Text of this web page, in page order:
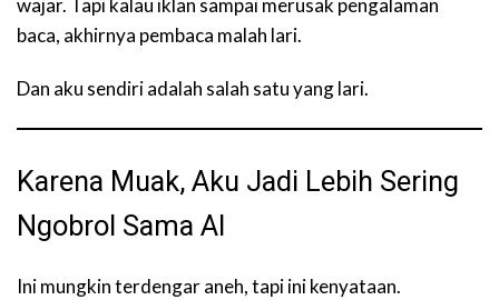
wajar. Tapi kalau iklan sampai merusak pengalaman
baca, akhirnya pembaca malah lari.
Dan aku sendiri adalah salah satu yang lari.
Karena Muak, Aku Jadi Lebih Sering
Ngobrol Sama AI
Ini mungkin terdengar aneh, tapi ini kenyataan.